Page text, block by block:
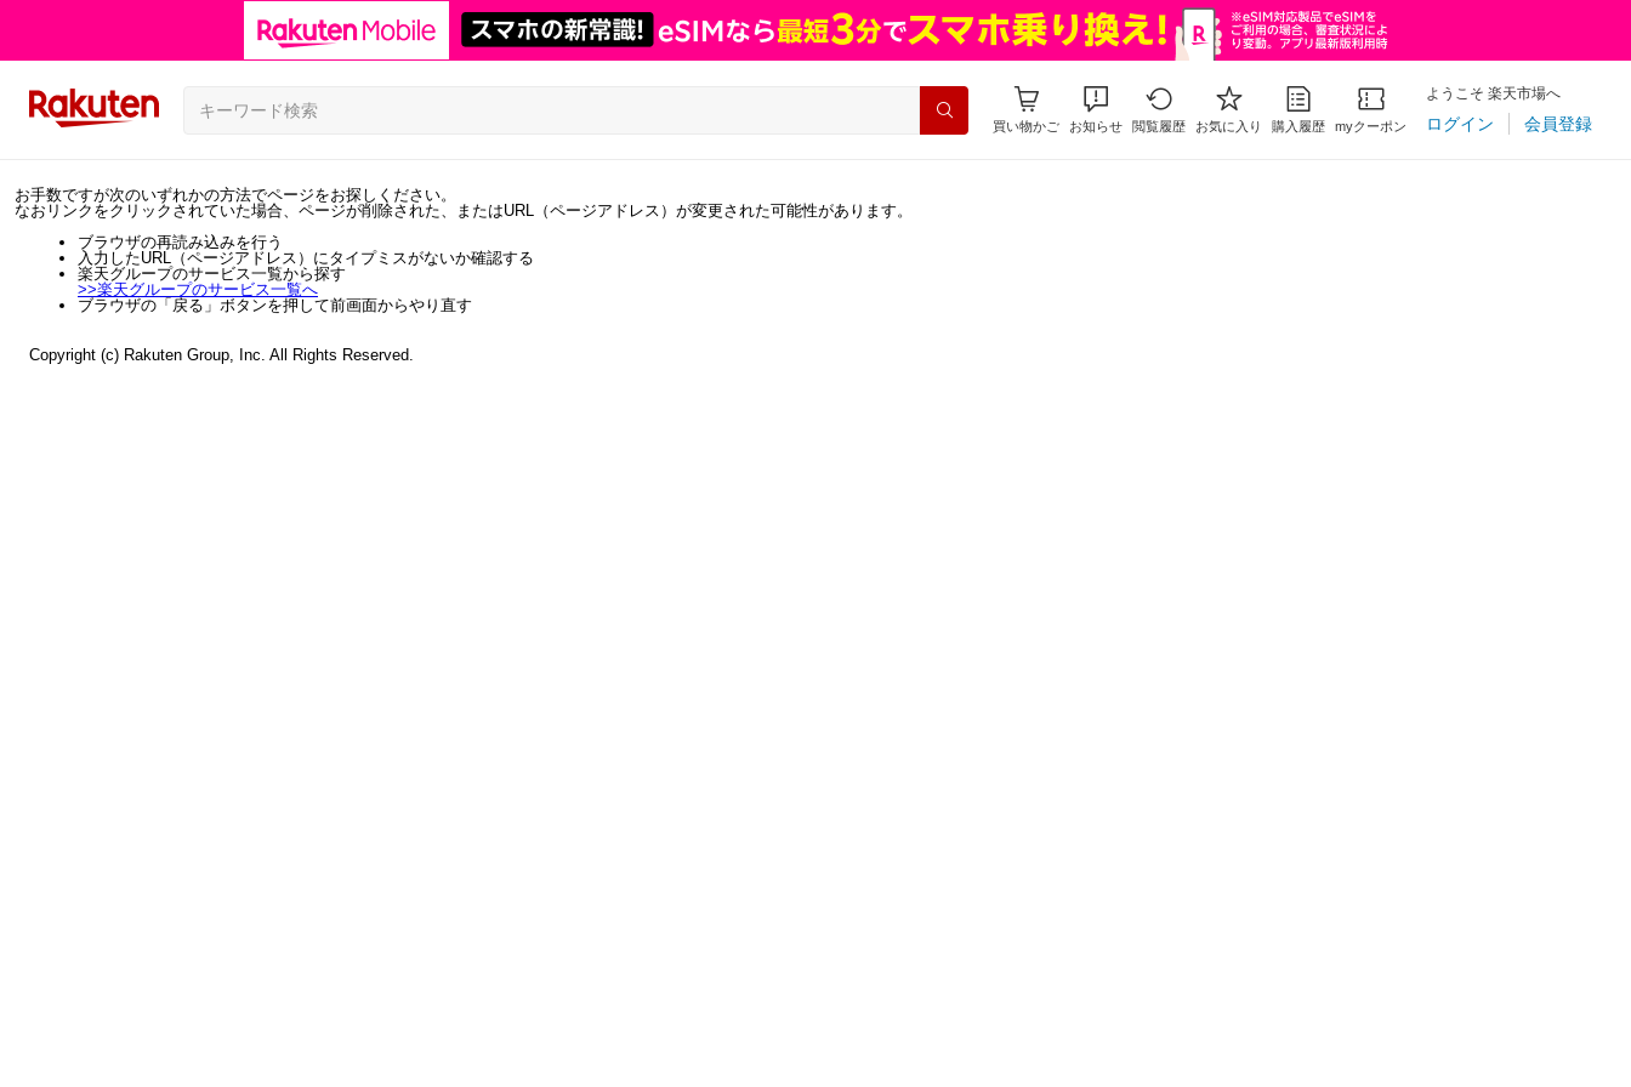
買い物かご お知らせ 閲覧履歴 お気に入り 購入履歴 myクーポン
ようこそ 楽天市場へ
ログイン 会員登録
お手数ですが次のいずれかの方法でページをお探しください。
なおリンクをクリックされていた場合、ページが削除された、またはURL（ページアドレス）が変更された可能性があります。
ブラウザの再読み込みを行う
入力したURL（ページアドレス）にタイプミスがないか確認する
楽天グループのサービス一覧から探す
>>楽天グループのサービス一覧へ
ブラウザの「戻る」ボタンを押して前画面からやり直す
Copyright (c) Rakuten Group, Inc. All Rights Reserved.